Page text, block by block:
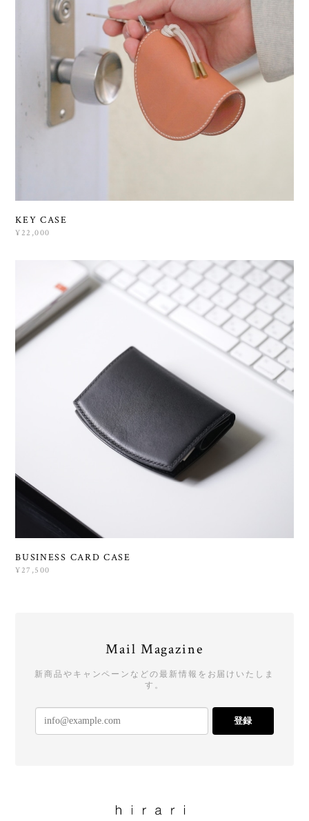
KEY CASE
¥22,000
BUSINESS CARD CASE
¥27,500
Mail Magazine
新商品やキャンペーンなどの最新情報をお届けいたしま
す。
登録